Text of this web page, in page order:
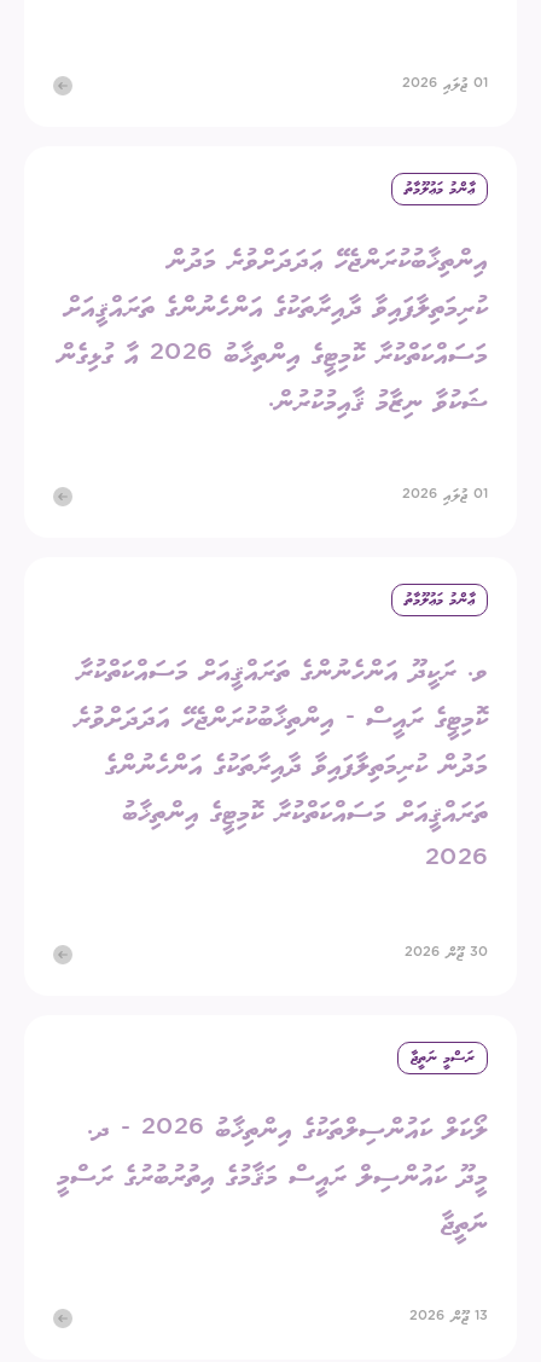
01 ޖުލައި 2026
ޢާންމު މަޢުލޫމާތު
އިންތިޚާބުކުރަންޖެހޭ ޢަދަދަށްވުރެ މަދުން
ކުރިމަތިލާފައިވާ ދާއިރާތަކުގެ އަންހެނުންގެ ތަރައްޤީއަށް
މަސައްކަތްކުރާ ކޮމިޓީގެ އިންތިޚާބު 2026 އާ ގުޅިގެން
ޝަކުވާ ނިޒާމު ޤާއިމުކުރުން.
01 ޖުލައި 2026
ޢާންމު މަޢުލޫމާތު
ވ. ރަކީދޫ އަންހެނުންގެ ތަރައްޤީއަށް މަސައްކަތްކުރާ
ކޮމިޓީގެ ރައީސް - އިންތިޚާބުކުރަންޖެހޭ އަދަދަށްވުރެ
މަދުން ކުރިމަތިލާފައިވާ ދާއިރާތަކުގެ އަންހެނުންގެ
ތަރައްޤީއަށް މަސައްކަތްކުރާ ކޮމިޓީގެ އިންތިޚާބު
2026
30 ޖޫން 2026
ރަސްމީ ނަތީޖާ
ލޯކަލް ކައުންސިލްތަކުގެ އިންތިޚާބު 2026 - ދ.
މީދޫ ކައުންސިލް ރައީސް މަޤާމުގެ އިތުރުބުރުގެ ރަސްމީ
ނަތީޖާ
13 ޖޫން 2026